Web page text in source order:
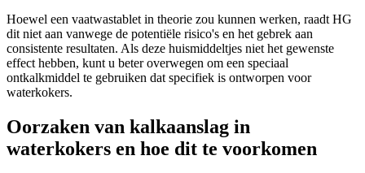
Hoewel een vaatwastablet in theorie zou kunnen werken, raadt HG
dit niet aan vanwege de potentiële risico's en het gebrek aan
consistente resultaten. Als deze huismiddeltjes niet het gewenste
effect hebben, kunt u beter overwegen om een speciaal
ontkalkmiddel te gebruiken dat specifiek is ontworpen voor
waterkokers.
Oorzaken van kalkaanslag in
waterkokers en hoe dit te voorkomen